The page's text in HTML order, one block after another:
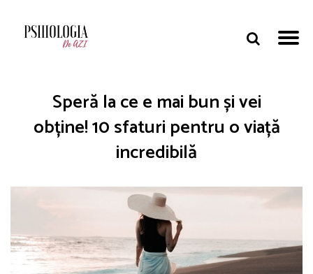
Speră la ce e mai bun și vei
obține! 10 sfaturi pentru o viață
incredibilă